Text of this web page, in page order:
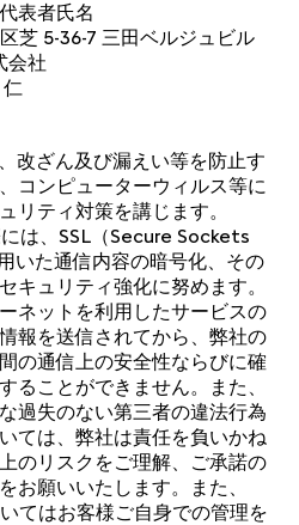
表者氏名
芝 5-36-7 三田ベルジュビル
会社
改ざん及び漏えい等を防止す
コンピューターウィルス等に
リティ対策を講じます。
は、SSL（Secure Sockets
いた通信内容の暗号化、その
キュリティ強化に努めます。
ネットを利用したサービスの
報を送信されてから、弊社の
の通信上の安全性ならびに確
ることができません。また、
過失のない第三者の違法行為
ては、弊社は責任を負いかね
のリスクをご理解、ご承諾の
お願いいたします。また、
てはお客様ご自身での管理を